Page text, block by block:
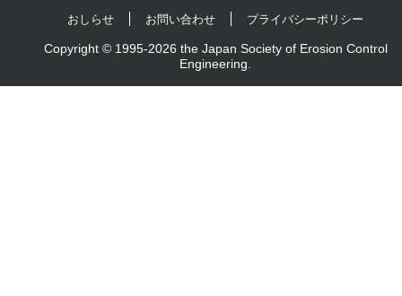
おしらせ お問い合わせ プライバシーポリシー
Copyright © 1995-2026 the Japan Society of Erosion Control
Engineering.